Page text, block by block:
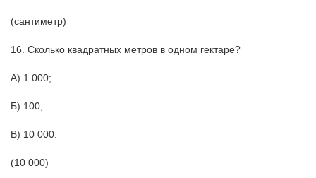
(сантиметр)
16. Сколько квадратных метров в одном гектаре?
А) 1 000;
Б) 100;
В) 10 000.
(10 000)